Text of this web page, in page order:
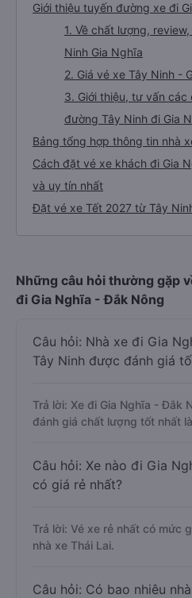
Giới thiệu tuyến đường xe đi
1. Về chất lượng,
Ninh Gia Nghĩa
2. Giá vé xe Tây Ninh -
3. Giới thiệu, tư vấn
đường Tây Ninh đi Gia
Bảng tổng hợp thông tin nhà
Cách đặt vé xe khách đi Gia
và uy tín nhất
Đặt vé xe Tết 2027 từ Tây
Những câu hỏi thường gặp
đi Gia Nghĩa - Đắk Nông
Câu hỏi: Nhà xe đi Gia
Tây Ninh được đánh giá
Trả lời: Xe đi Gia Nghĩa - Đắk
đánh giá chất lượng tốt nhất
Câu hỏi: Xe nào đi Gia
có giá rẻ nhất?
Trả lời: Vé xe rẻ nhất có mức
nhà xe Thái Lai.
Câu hỏi: Có bao nhiêu